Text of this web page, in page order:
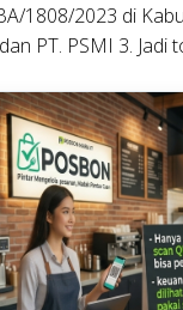
1808/2023 di
PT. PSMI 3. Jadi